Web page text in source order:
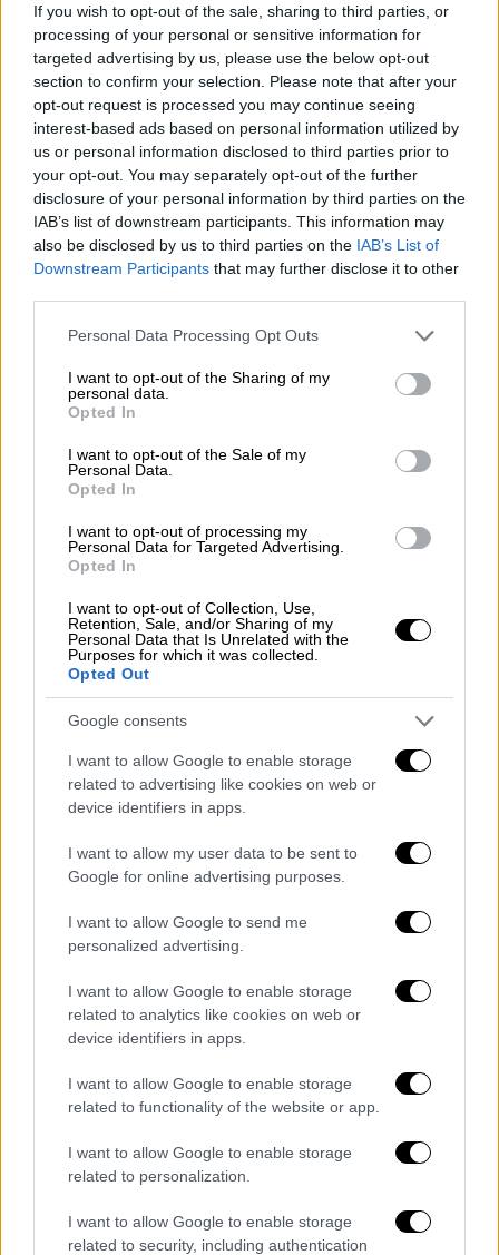
If you wish to opt-out of the sale, sharing to third parties, or
processing of your personal or sensitive information for
targeted advertising by us, please use the below opt-out
section to confirm your selection. Please note that after your
opt-out request is processed you may continue seeing
interest-based ads based on personal information utilized by
us or personal information disclosed to third parties prior to
your opt-out. You may separately opt-out of the further
disclosure of your personal information by third parties on the
IAB’s list of downstream participants. This information may
also be disclosed by us to third parties on the IAB’s List of
Downstream Participants that may further disclose it to other
Please note that this website/app uses one or more Google
not limited to your visit or usage behaviour. You may click to
grant or deny consent to Google and its third-party tags to
use your data for below specified purposes in below Google
consent section.
Personal Data Processing Opt Outs
I want to opt-out of the Sharing of my
personal data.
Opted In
I want to opt-out of the Sale of my
Personal Data.
Opted In
I want to opt-out of processing my
Personal Data for Targeted Advertising.
Opted In
I want to opt-out of Collection, Use,
Retention, Sale, and/or Sharing of my
Personal Data that Is Unrelated with the
Purposes for which it was collected.
Opted Out
Google consents
I want to allow Google to enable storage
related to advertising like cookies on web or
device identifiers in apps.
I want to allow my user data to be sent to
Google for online advertising purposes.
I want to allow Google to send me
personalized advertising.
I want to allow Google to enable storage
related to analytics like cookies on web or
device identifiers in apps.
I want to allow Google to enable storage
related to functionality of the website or app.
I want to allow Google to enable storage
related to personalization.
I want to allow Google to enable storage
related to security, including authentication
αποτελούσε ένα από τα πιο συνηθισμένα
σπιτικά γλυκά. ΣτηνΠελοπόννησο(απ' όπου
και η συνταγή που ακολουθεί) αλλά και σε
κάθε αγροτική περιοχή με ακμάζουσα
κτηνοτροφία που έδινε άφθονο φρέσκο
γάλα, τα νοικυριά έφτιαχναν στα μεγάλα
ταψιά αυτό το απλό αλλά απολαυστικό γλυκό
με τη χρυσαφένια κρούστα και τις
ξεροψημένες άκρες. Οι παραλλαγές ήταν
κάμποσες –με φύλλο ή χωρίς, με αλεύρι ή με
σιμιγδάλι, με άρωμα πορτοκαλιού ή και όχι–
όμως η ουσία παρέμενε η ίδια: η αξιοποίηση
του φρέσκου γάλακτοςκαιβουτύρουσε μια
συνταγή που εξακολουθεί να γοητεύει και
σήμερα με την ανεπιτήδευτη γεύση και την
αυθεντικότητά της. Απλή στην παρασκευή,
με λίγα υλικά αλλά πλούσιο γευστικό
τη θέση της και στη σύγχρονη καθημερινή
ζαχαροπλαστική, παραμένοντας ένα γλυκό
που δεν θέλει εμπειρία και αγαπούν μικροί-
μεγάλοι.
ΔΙΑΒΑΣΤΕ ΕΠΙΣΗΣ
Τάρτα βερίκοκο με κρεμώδη γέμιση
και αφράτη βάση
Συνταγή για πελοποννησιακή
γαλατόπιτα χωρίς φύλλο
Υλικά:
2 λίτρα φρέσκο γάλα πλήρες,
2 φλιτζάνια του τσαγιού σιμιγδάλι ψιλό,
5 αυγά,
2 1/2 με 3 φλιτζάνια ζάχαρη,
2 βανίλιες σε σκόνη
1 κουταλιά της σούπας βούτυρο
Εκτέλεση:Χτυπάτε τη ζάχαρη με τα